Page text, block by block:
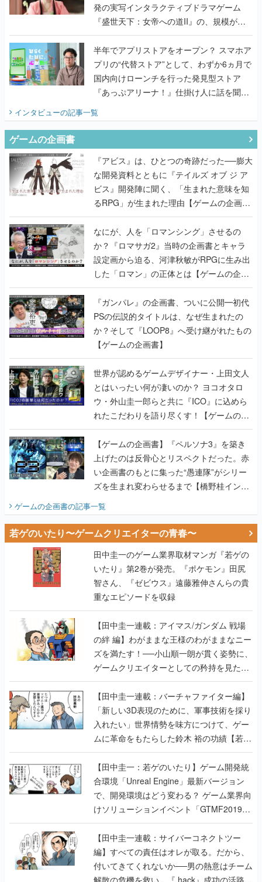
発の実写インタラクティブドラマゲーム
『盛世天下：女帝への道II』の、規模が違
うこだわりをプロデューサーに聞いた
半年でアプリストアをオープン？ スマホア
プリの“代替ストア”として、わずか6ヵ月で
国内向けローンチを行った発見型ストア
『あっぷアリーナ！』仕掛け人に話を聞い
てみた
インタビューの記事一覧
ゲームの企画書
『アビス』は、ひとつの奇跡だった──膨大
な開発資料とともに『テイルズ オブ ジ ア
ビス』開発陣に聞く、「生まれた意味を知
るRPG」が生まれた理由【ゲームの企画
書】
なにが、人を「ロマンシング」させるの
か？『ロマサガ2』当時の企画書とキャラ
設定画から迫る、河津秋敏がRPGに生み出
した「ロマン」の正体とは【ゲームの企画
書】
『ガンパレ』の企画書、ついに公開━初代
PSの伝説的タイトルは、なぜ生まれたの
か？そして『LOOP8』へ受け継がれたもの
【ゲームの企画書】
世界が認めるゲームデザイナー・上田文人
とはいったい何が凄いのか？ ヨコオタロ
ウ・外山圭一郎らと共に『ICO』に込めら
れたこだわりを語り尽くす！【ゲームの企
画書】
【ゲームの企画書】『ペルソナ3』を築き
上げたのは反骨心とリスペクトだった。赤
い企画書のもとに集った“愚連隊”がシリー
ズを生まれ変わらせるまで【橋野桂インタ
ビュー】
ゲームの企画書の記事一覧
若ゲのいたり〜ゲームクリエイターの青春〜
田中圭一のゲーム業界取材マンガ『若ゲの
いたり』第2巻が発売。『ポケモン』田尻
智さん、『ゼビウス』遠藤雅伸さんらの貴
重なエピソードを収録
【田中圭一連載：アイマス/ガンダム 戦場
の絆 編】わがままな王様のわがままなニー
ズを満たす！──小山順一朗が貫く姿勢に、
ゲームクリエイターとしての矜持を見た
【若ゲのいたり最終回】
【田中圭一連載：バーチャファイター編】
「新しい3D表現のために、軍事技術を採り
入れたい」世界情勢を味方につけて、ゲー
ムに革命をもたらした鈴木 裕の功績【若ゲ
のいたり】
【田中圭一：若ゲのいたり】ゲーム開発統
合環境「Unreal Engine」最新バージョン
で、開発環境はどう変わる？ ゲーム業界向
けソリューションイベント「GTMF2019」
に行って、より理解を深めよう【PR】
【田中圭一連載：サイバーコネクトツー
編】すべての責任はオレが取る。だから、
付いてきてくれないか──男の熱意はチーム